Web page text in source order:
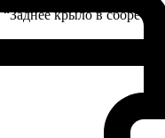
крыло в сборе